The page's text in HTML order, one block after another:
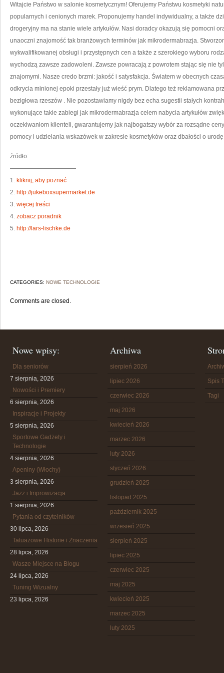
DO
NIE
Witajcie Państwo w salonie kosmetycznym! Oferujemy Państwu kosmetyki
popularnych i cenionych marek. Proponujemy handel indywidualny, a także
drogeryjny ma na stanie wiele artykułów. Nasi doradcy okazują się pomocni
unaoczni znajomość tak branżowych terminów jak mikrodermabrazja.
wykwalifikowanej obsługi i przystępnych cen a także z szerokiego wyboru
wychodzą zawsze zadowoleni. Zawsze powracają z powrotem stając się nie
znajomymi. Nasze credo brzmi: jakość i satysfakcja. Światem w obecnych
odkrycia minionej epoki przestały już wieść prym. Dlatego też reklamowana
bezigłowa rzeszów . Nie pozostawiamy nigdy bez echa sugestii stałych
wykonujące takie zabiegi jak mikrodermabrazja celem nabycia artykułów
oczekiwaniom klienteli, gwarantujemy jak najbogatszy wybór za rozsądne
pomocy i udzielania wskazówek w zakresie kosmetyków oraz dbałości o
źródło:
———————————
1. kliknij, aby poznać
2. http://jukeboxsupermarket.de
3. więcej treści
4. zobacz poradnik
5. http://lars-lischke.de
CATEGORIES: NOWE TECHNOLOGIE
Comments are closed.
Nowe wpisy:
Dla seniorów
7 sierpnia, 2026
Nowości i Premiery
6 sierpnia, 2026
Inspiracje i Projekty
5 sierpnia, 2026
Sportowe Gadżety i
Technologie
4 sierpnia, 2026
Apeniny (Włochy)
3 sierpnia, 2026
Jazz i Improwizacja
1 sierpnia, 2026
Pytania od czytelników
30 lipca, 2026
Tatuażowe Historie i Znaczenia
28 lipca, 2026
Wasze Miejsce na Blogu
24 lipca, 2026
Tuning Wizualny
23 lipca, 2026
Archiwa
sierpień 2026
lipiec 2026
czerwiec 2026
maj 2026
kwiecień 2026
marzec 2026
luty 2026
styczeń 2026
grudzień 2025
listopad 2025
październik 2025
wrzesień 2025
sierpień 2025
lipiec 2025
czerwiec 2025
maj 2025
kwiecień 2025
marzec 2025
luty 2025
Spis
Tagi